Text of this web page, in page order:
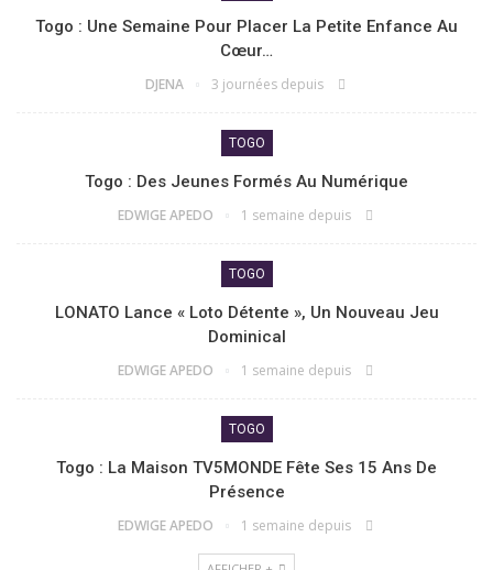
Togo : Une Semaine Pour Placer La Petite Enfance Au
Cœur…
DJENA 3 journées depuis
TOGO
Togo : Des Jeunes Formés Au Numérique
EDWIGE APEDO 1 semaine depuis
TOGO
LONATO Lance « Loto Détente », Un Nouveau Jeu
Dominical
EDWIGE APEDO 1 semaine depuis
TOGO
Togo : La Maison TV5MONDE Fête Ses 15 Ans De
Présence
EDWIGE APEDO 1 semaine depuis